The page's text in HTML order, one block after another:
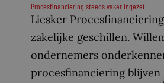
Procesfinanciering steeds vaker ingezet
Liesker
zakelijke geschillen.
ondernemers
procesfinanciering blijven